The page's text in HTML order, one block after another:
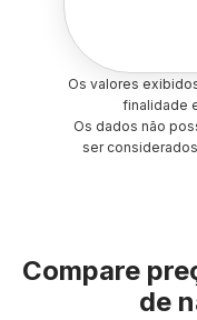
Os valores
finalidade
Os dados não
ser
Compare
de